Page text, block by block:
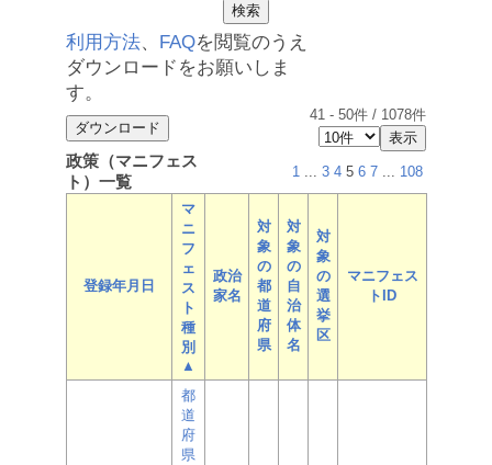
利用方法、 FAQを閲覧のうえ
ダウンロードをお願いしま
す。
41 - 50件 / 1078件
政策（マニフェス
ト）一覧
1 ... 3 4 5 6 7 ... 108
登録年月日
マ
ニ
フ
ェ
ス
ト
種
別
▲
政治
家名
対
象
の
都
道
府
県
対
象
の
自
治
体
名
対
象
の
選
挙
区
マニフェス
トID
都
道
府
県